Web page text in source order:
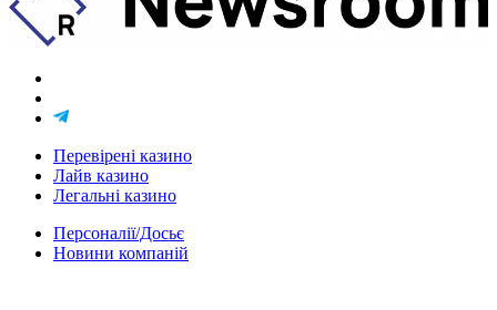
Перевірені казино
Лайв казино
Легальні казино
Персоналії/Досьє
Новини компаній